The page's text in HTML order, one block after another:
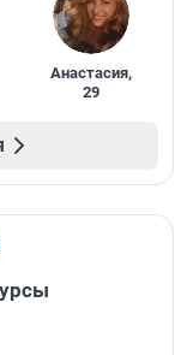
Анастасия,
29